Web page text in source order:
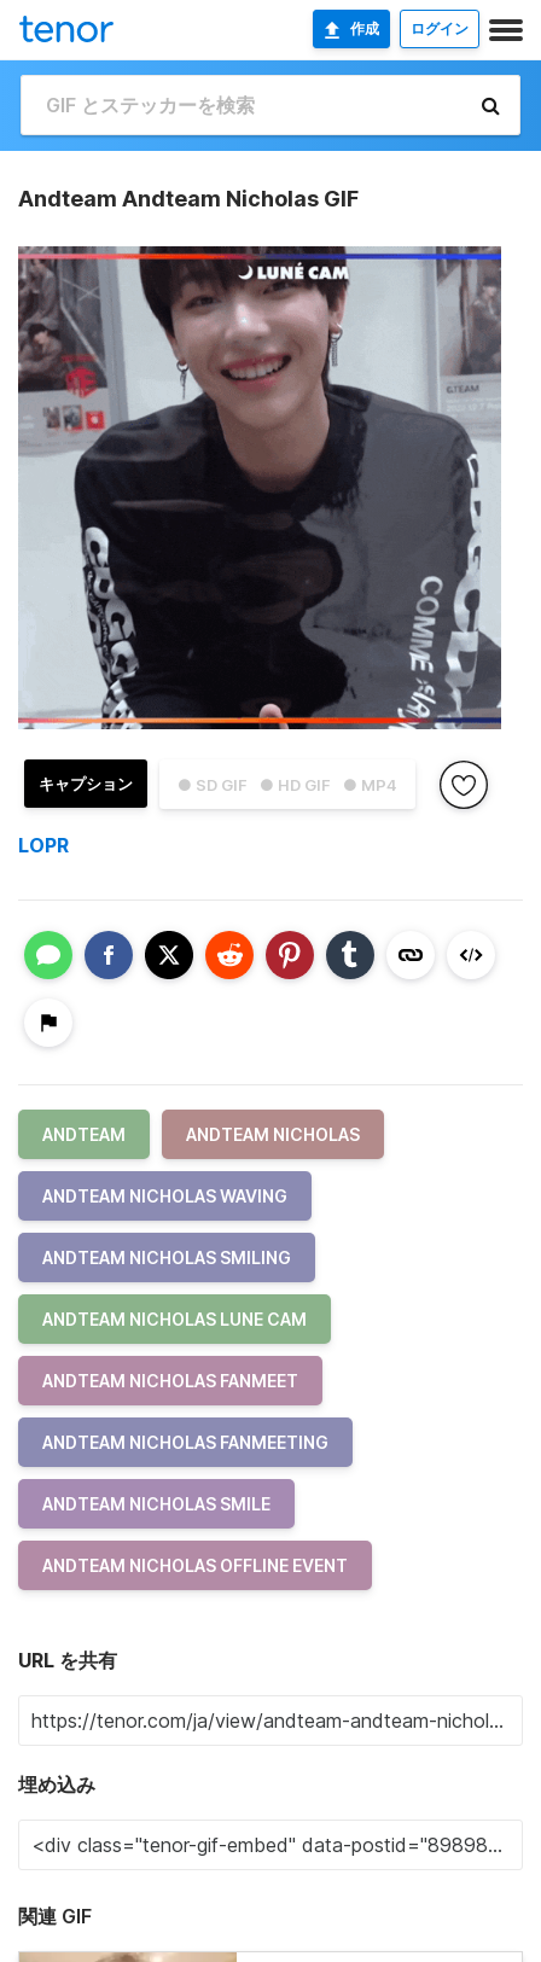
作成 ログイン
Andteam Andteam Nicholas GIF
● SD GIF ● HD GIF ● MP4
キャプション
LOPR
ANDTEAM ANDTEAM NICHOLAS
ANDTEAM NICHOLAS WAVING
ANDTEAM NICHOLAS SMILING
ANDTEAM NICHOLAS LUNE CAM
ANDTEAM NICHOLAS FANMEET
ANDTEAM NICHOLAS FANMEETING
ANDTEAM NICHOLAS SMILE
ANDTEAM NICHOLAS OFFLINE EVENT
URL を共有
埋め込み
関連 GIF